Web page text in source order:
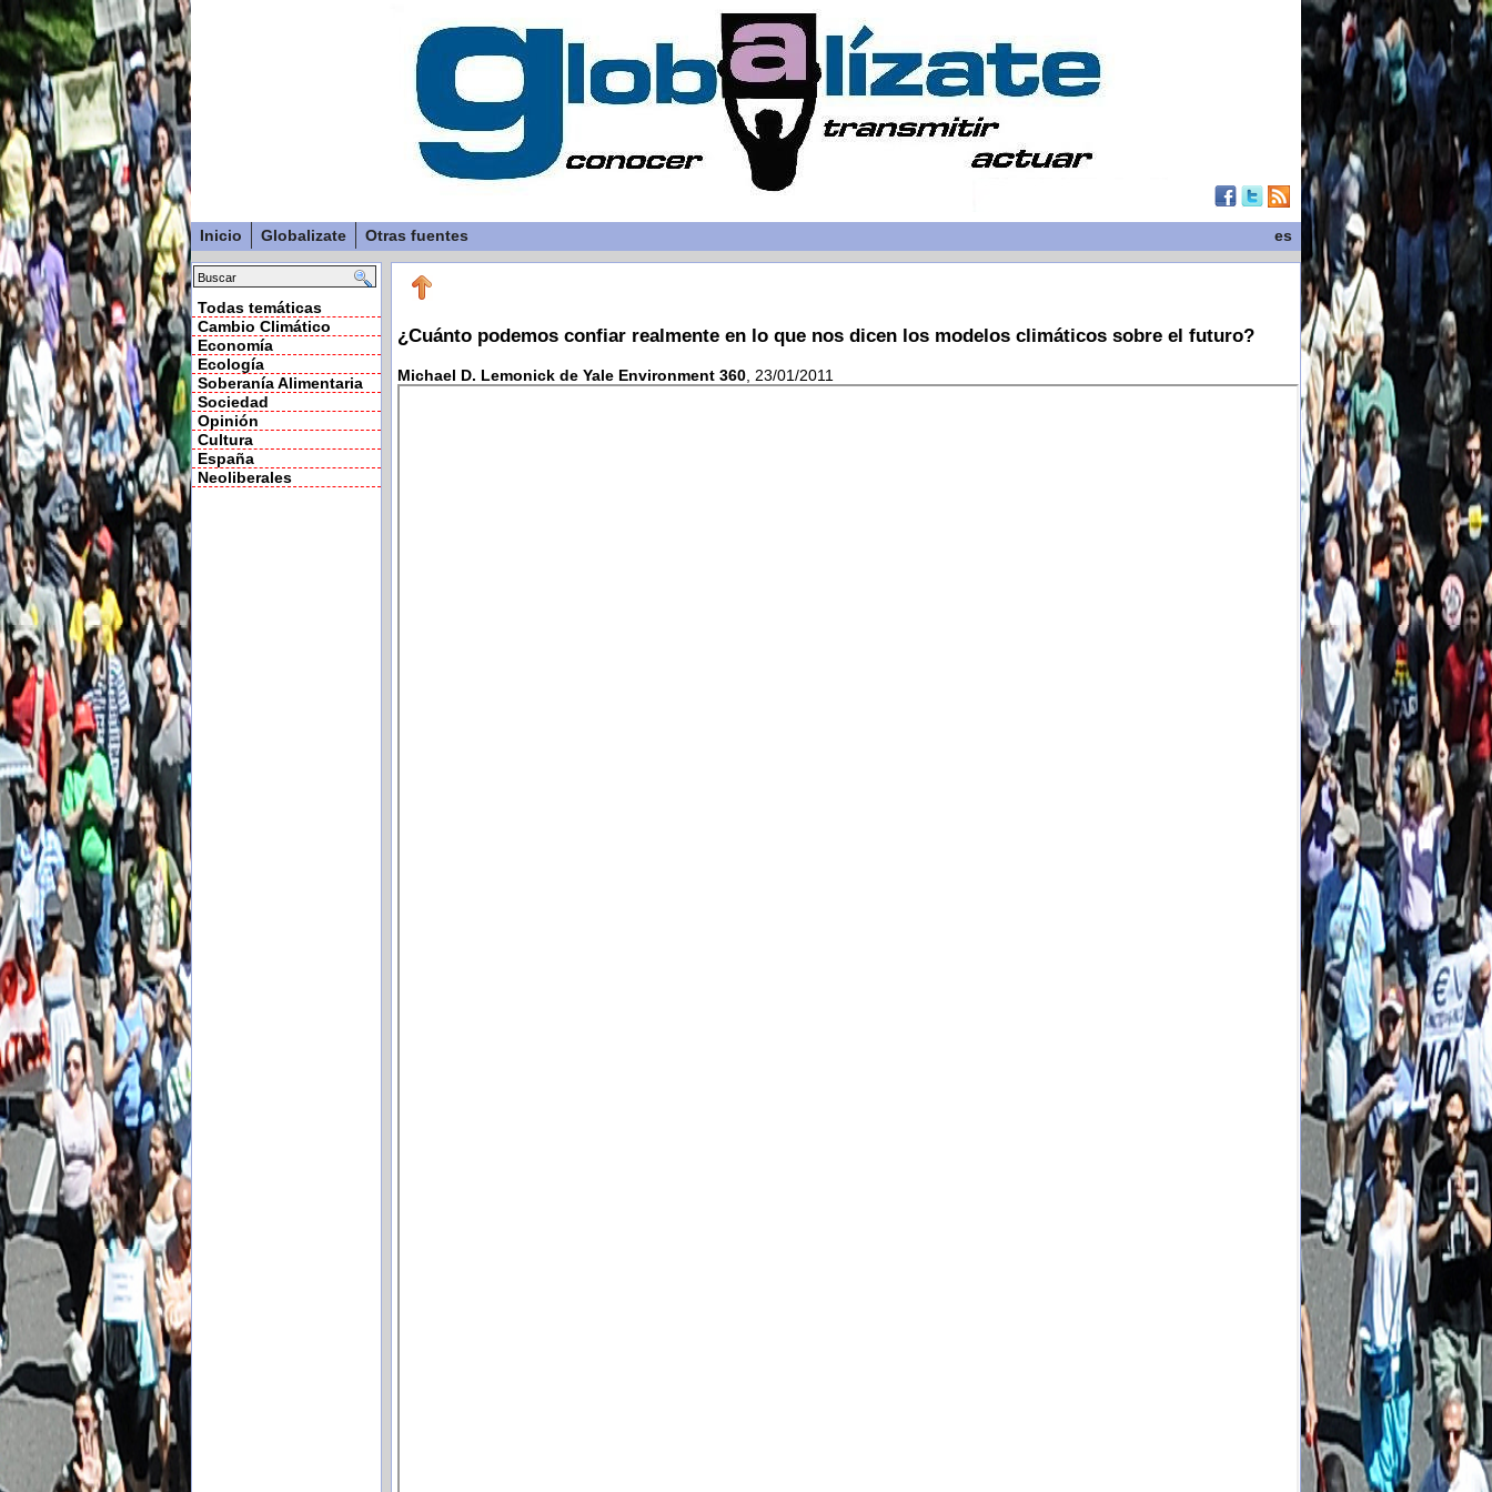
Inicio Globalizate Otras fuentes es
Todas temáticas
Cambio Climático
Economía
Ecología
Soberanía Alimentaria
Sociedad
Opinión
Cultura
España
Neoliberales
¿Cuánto podemos confiar realmente en lo que nos dicen los modelos climáticos sobre el futuro?
Michael D. Lemonick de Yale Environment 360 , 23/01/2011